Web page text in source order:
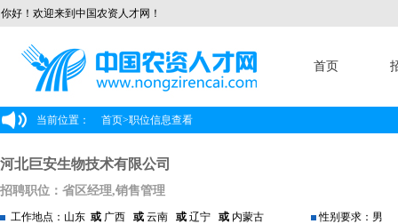
你好！欢迎来到中国农资人才网！
首页
当前位置： 首页>职位信息查看
河北巨安生物技术有限公司
招聘职位：省区经理,销售管理
工作地点：山东 或 广西 或 云南 或 辽宁 或 内蒙古
性别要求：男